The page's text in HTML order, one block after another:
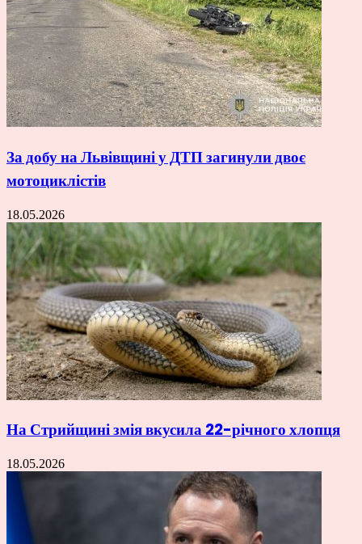
За добу на Львівщині у ДТП загинули двоє
мотоциклістів
18.05.2026
На Стрийщині змія вкусила 22-річного хлопця
18.05.2026